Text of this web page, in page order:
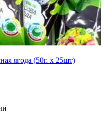
ягода (50г. х 25шт)